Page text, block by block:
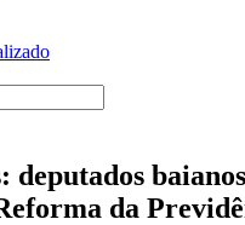
deputados
da